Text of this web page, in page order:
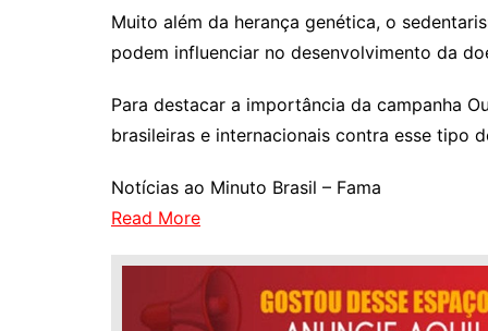
Muito além da herança genética, o
podem influenciar no desenvolvimento da
Para destacar a importância da campanha
brasileiras e internacionais contra esse tipo
Notícias ao Minuto Brasil – Fama
Read More